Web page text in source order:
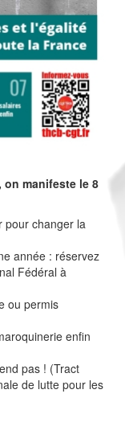
on manifeste le 8
pour changer la
année : réservez
Fédéral à
ou permis
enfin
pas ! (Tract
de lutte pour les